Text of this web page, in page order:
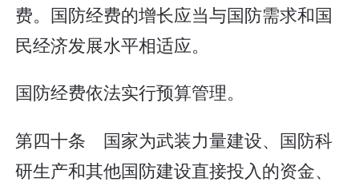
费。国防经费的增长应当与国防需求和国
民经济发展水平相适应。
国防经费依法实行预算管理。
第四十条 国家为武装力量建设、国防科
研生产和其他国防建设直接投入的资金、